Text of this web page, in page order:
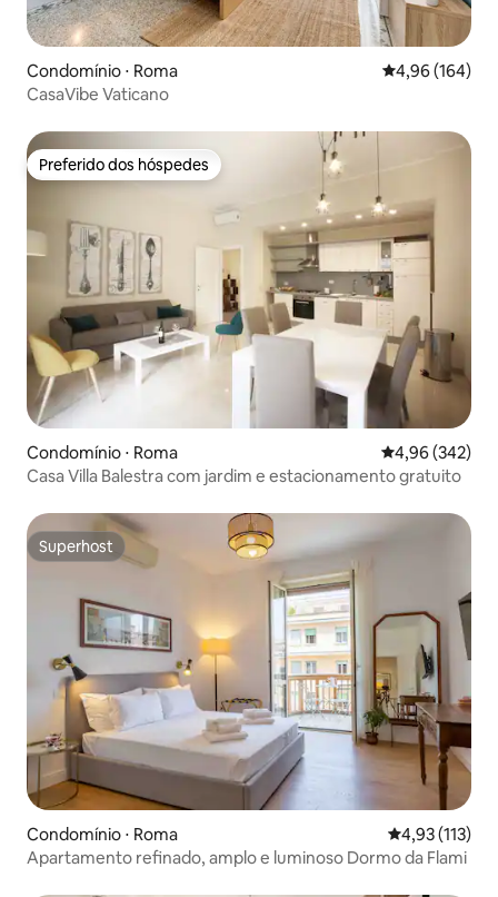
Condomínio ⋅ Roma 4,96 de uma
4,96 (164)
CasaVibe Vaticano
Preferido dos hóspedes
Preferido dos hóspedes
Condomínio ⋅ Roma 4,96 de uma
4,96 (342)
Casa Villa Balestra com jardim e estacionamento gratuito
Superhost
Superhost
Condomínio ⋅ Roma 4,93 de uma
4,93 (113)
Apartamento refinado, amplo e luminoso Dormo da Flami